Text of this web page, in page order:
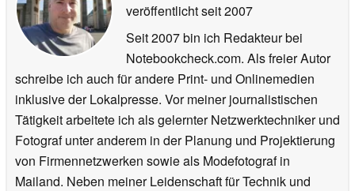
veröffentlichtseit 2007
Seit 2007 bin ich Redakteur bei
Notebookcheck.com. Als freier Autor
schreibe ich auch für andere Print- und Onlinemedien
inklusive der Lokalpresse. Vor meiner journalistischen
Tätigkeit arbeitete ich als gelernter Netzwerktechniker und
Fotograf unter anderem in der Planung und Projektierung
von Firmennetzwerken sowie als Modefotograf in
Mailand. Neben meiner Leidenschaft für Technik und